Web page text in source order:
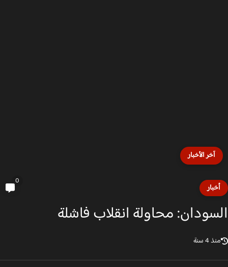
آخر الأخبار
محاولة انقلاب فاشلة
4 سنة